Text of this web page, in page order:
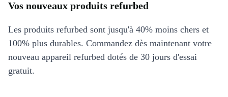
Vos nouveaux produits refurbed
Les produits refurbed sont jusqu'à 40% moins chers et
100% plus durables. Commandez dès maintenant votre
nouveau appareil refurbed dotés de 30 jours d'essai
gratuit.